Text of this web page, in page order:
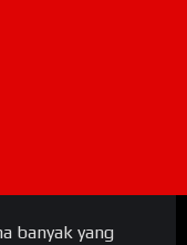
banyak yang